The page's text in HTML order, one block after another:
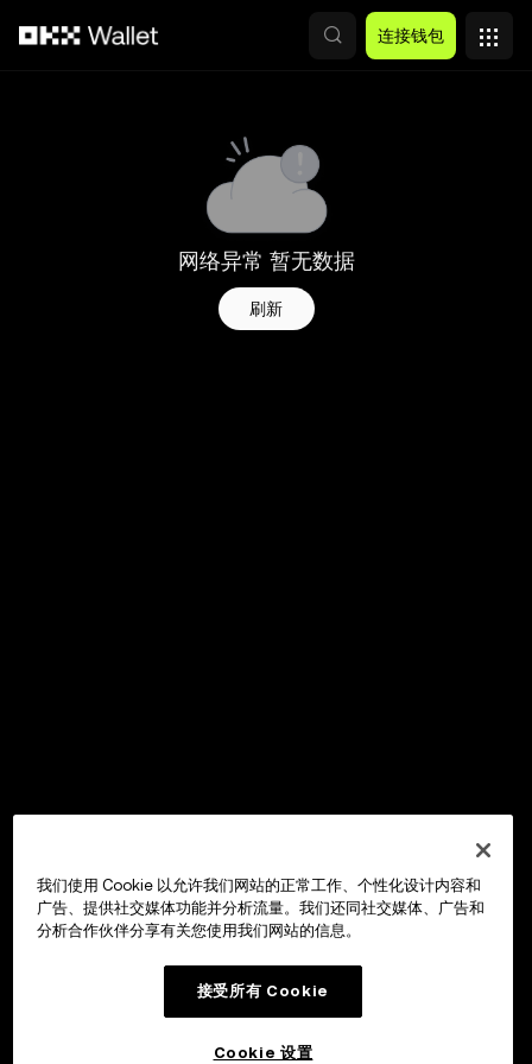
连接钱包
网络异常 暂无数据
刷新
我们使用 Cookie 以允许我们网站的正常工作、个性化设计内容和
广告、提供社交媒体功能并分析流量。我们还同社交媒体、广告和
分析合作伙伴分享有关您使用我们网站的信息。
接受所有 Cookie
Cookie 设置